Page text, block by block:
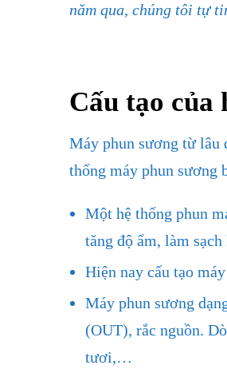
năm qua, chúng tôi tự
Cấu tạo của
Máy phun sương từ lâu
thống máy phun sương
Một hệ thống phun
tăng độ ẩm, làm
Hiện nay cấu tạo
Máy phun sương
(OUT), rắc nguồn.
tươi,…